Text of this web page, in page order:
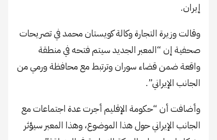
إيران.
‏وقالت وزيرة التجارة وكالة كويستان محمد في تصريحات
صحفية إن “المعبر الجديد سيتم فتحه في منطقة
واقعة ضمن قضاء سوران وترتبط مع محافظة ورمي من
الجانب الإيراني”.
‏وأضافت أن “‏حكومة الإقليم ‏أجرت عدة اجتماعات ‏مع
الجانب الإيراني حول هذا الموضوع، وهذا المعبر سيؤثر